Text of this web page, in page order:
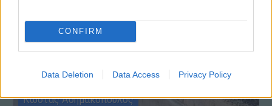
CONFIRM
Data Deletion Data Access Privacy Policy
ΑΥΤΟ ΤΟ ΔΙΑΒΑΣΕΣ;
Κώστας Ασημακόπουλος